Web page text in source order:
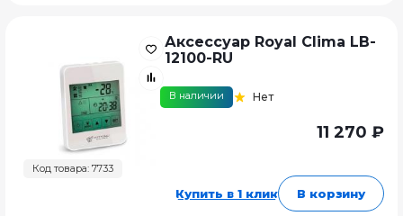
Код товара: 7733
Аксессуар Royal Clima LB-
12100-RU
В наличии Нет
11 270 ₽
Купить в 1 клик В корзину